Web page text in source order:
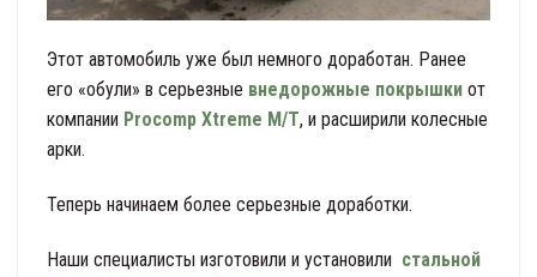
Этот автомобиль уже был немного доработан. Ранее
его «обули» в серьезные внедорожные покрышки от
компании Procomp Xtreme M/T, и расширили колесные
арки.
Теперь начинаем более серьезные доработки.
Наши специалисты изготовили и установили стальной